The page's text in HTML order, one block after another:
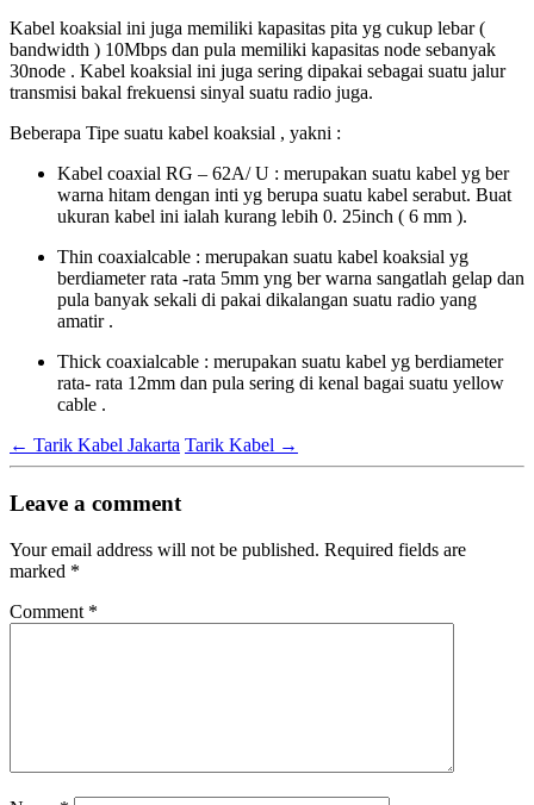
Kabel koaksial ini juga memiliki kapasitas pita yg cukup lebar (
bandwidth ) 10Mbps dan pula memiliki kapasitas node sebanyak
30node . Kabel koaksial ini juga sering dipakai sebagai suatu jalur
transmisi bakal frekuensi sinyal suatu radio juga.
Beberapa Tipe suatu kabel koaksial , yakni :
Kabel coaxial RG – 62A/ U : merupakan suatu kabel yg ber
warna hitam dengan inti yg berupa suatu kabel serabut. Buat
ukuran kabel ini ialah kurang lebih 0. 25inch ( 6 mm ).
Thin coaxialcable : merupakan suatu kabel koaksial yg
berdiameter rata -rata 5mm yng ber warna sangatlah gelap dan
pula banyak sekali di pakai dikalangan suatu radio yang
amatir .
Thick coaxialcable : merupakan suatu kabel yg berdiameter
rata- rata 12mm dan pula sering di kenal bagai suatu yellow
cable .
← Tarik Kabel Jakarta Tarik Kabel →
Leave a comment
Your email address will not be published. Required fields are
marked *
Comment *